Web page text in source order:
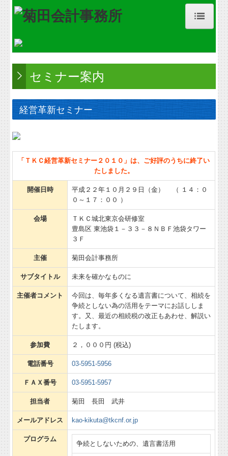
事務所紹介
経営理念
職員紹介
業務案内
料金について
公益法人の方へ
創業・経営改善計画をお考えの方へ
確定申告
起業・独立開業された社長様
今の税理士に満足していますか？
経営革新等支援機関とは
お問合せ
セミナー案内
経営革新セミナー
「ＴＫＣ経営革新セミナー２０１０」は、ご好評のうちに終了い
たしました。
開催日時
平成２２年１０月２９日（金） （ １４：０
０～１７：００ ）
会場
ＴＫＣ城北東京会研修室
豊島区 東池袋１－３３－８ＮＢＦ池袋タワー
３Ｆ
主催 菊田会計事務所
サブタイトル 未来を確かなものに
主催者コメント
今回は、毎年多くなる遺言書について、相続を
争続としない為の活用をテーマにお話ししま
す。又、最近の相続税の改正もあわせ、解説い
たします。
参加費 ２，０００円 (税込)
電話番号 03-5951-5956
ＦＡＸ番号 03-5951-5957
担当者 菊田 長田 武井
メールアドレス kao-kikuta@tkcnf.or.jp
プログラム
争続としないための、遺言書活用